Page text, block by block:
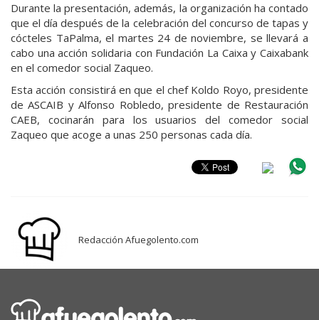
Durante la presentación, además, la organización ha contado
que el día después de la celebración del concurso de tapas y
cócteles TaPalma, el martes 24 de noviembre, se llevará a
cabo una acción solidaria con Fundación La Caixa y Caixabank
en el comedor social Zaqueo.
Esta acción consistirá en que el chef Koldo Royo, presidente
de ASCAIB y Alfonso Robledo, presidente de Restauración
CAEB, cocinarán para los usuarios del comedor social
Zaqueo que acoge a unas 250 personas cada día.
Redacción Afuegolento.com